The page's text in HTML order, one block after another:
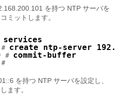
を持つ NTP サーバを
ミットします。
services
# create ntp-server
# commit-buffer
を持つ NTP サーバを設定し、
ます。